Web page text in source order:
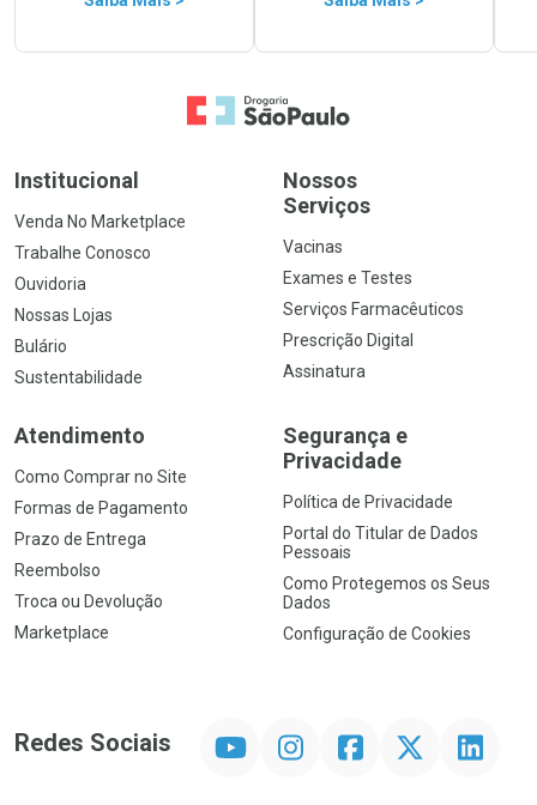
Ir para a Home
Institucional
Venda No Marketplace
Trabalhe Conosco
Ouvidoria
Nossas Lojas
Bulário
Sustentabilidade
Nossos
Serviços
Vacinas
Exames e Testes
Serviços Farmacêuticos
Prescrição Digital
Assinatura
Atendimento
Como Comprar no Site
Formas de Pagamento
Prazo de Entrega
Reembolso
Troca ou Devolução
Marketplace
Segurança e
Privacidade
Política de Privacidade
Portal do Titular de Dados
Pessoais
Como Protegemos os Seus
Dados
Configuração de Cookies
Redes Sociais InstagramFacebookTwitter Linkedin